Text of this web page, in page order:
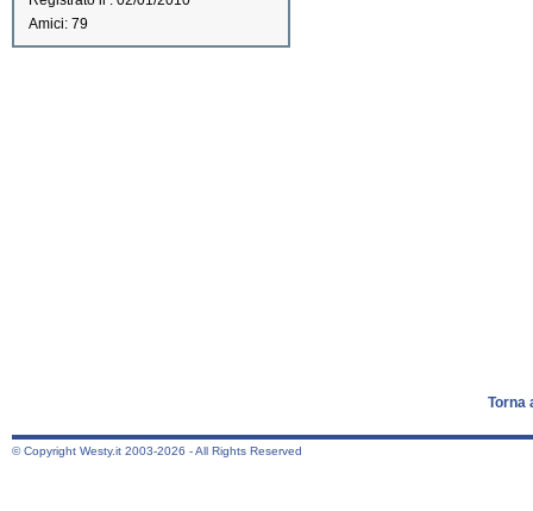
Amici: 79
Torna
© Copyright Westy.it 2003-2026 - All Rights Reserved